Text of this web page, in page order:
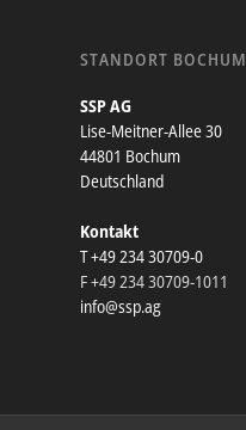
STANDORT BOCHUM
SSP AG
Lise-Meitner-Allee 30
44801 Bochum
Deutschland
Kontakt
T +49 234 30709-0
F +49 234 30709-1011
info@ssp.ag